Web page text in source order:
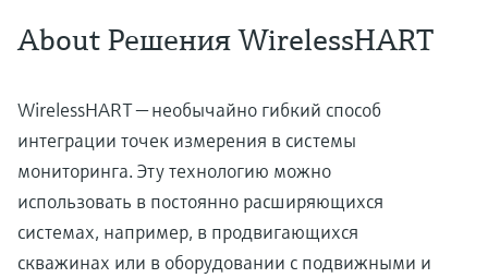
About Решения WirelessHART
WirelessHART — необычайно гибкий способ
интеграции точек измерения в системы
мониторинга. Эту технологию можно
использовать в постоянно расширяющихся
системах, например, в продвигающихся
скважинах или в оборудовании с подвижными и